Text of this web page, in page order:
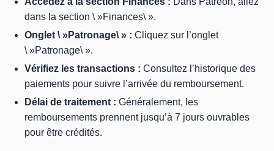
dans la section \ »Finances\ ».
Onglet \ »Patronage\ » : Cliquez sur l’onglet
\ »Patronage\ ».
Vérifiez les transactions : Consultez l’historique des
paiements pour suivre l’arrivée du remboursement.
Délai de traitement : Généralement, les
remboursements prennent jusqu’à 7 jours ouvrables
pour être crédités.